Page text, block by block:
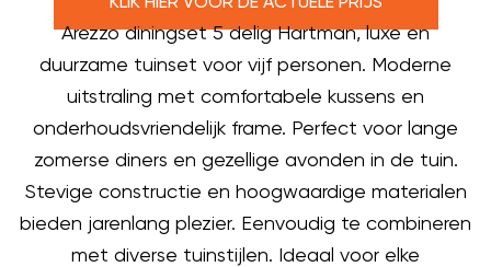
Arezzo diningset 5 delig Hartman, luxe en
duurzame tuinset voor vijf personen. Moderne
uitstraling met comfortabele kussens en
onderhoudsvriendelijk frame. Perfect voor lange
zomerse diners en gezellige avonden in de tuin.
Stevige constructie en hoogwaardige materialen
bieden jarenlang plezier. Eenvoudig te combineren
met diverse tuinstijlen. Ideaal voor elke